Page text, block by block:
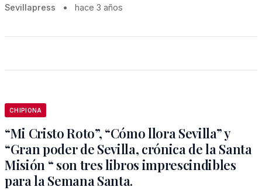
Sevillapress • hace 3 años
CHIPIONA
“Mi Cristo Roto”, “Cómo llora Sevilla” y
“Gran poder de Sevilla, crónica de la Santa
Misión “ son tres libros imprescindibles
para la Semana Santa.